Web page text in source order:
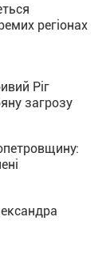
регіонах
Ріг
загрозу